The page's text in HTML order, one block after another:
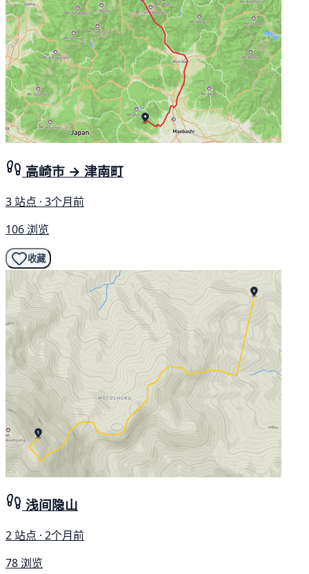
高崎市 → 津南町
3 站点 · 3个月前
106 浏览
收藏
浅间隐山
2 站点 · 2个月前
78 浏览